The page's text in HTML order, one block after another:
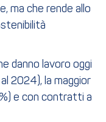
ma che rende allo
danno lavoro oggi
2024), la maggior
e con contratti a